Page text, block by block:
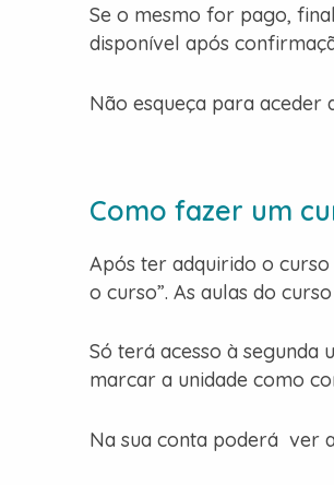
Se o mesmo for pago,
disponível após
Não esqueça para aceder
Como fazer um
Após ter adquirido o
o curso”. As aulas do
Só terá acesso à segunda
marcar a unidade como
Na sua conta poderá ver